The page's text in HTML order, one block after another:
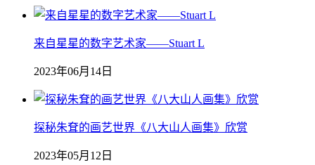
来自星星的数字艺术家——Stuart L
2023年06月14日
探秘朱耷的画艺世界《八大山人画集》欣赏
2023年05月12日